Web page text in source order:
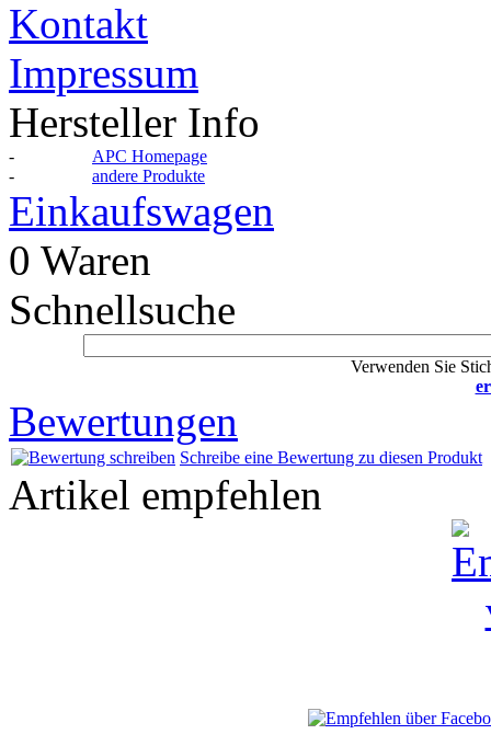
Kontakt
Impressum
Hersteller Info
-
APC Homepage
-
andere Produkte
Einkaufswagen
0 Waren
Schnellsuche
Verwenden Sie
Bewertungen
Schreibe eine Bewertung zu diesen Produkt
Artikel empfehlen